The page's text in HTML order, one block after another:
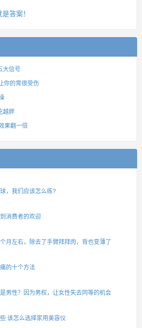
答案！
大信号
你的胃很受伤
越胖
果翻一倍
，我们应该怎么练?
消费者的欢迎
月左右，除去了手臂拜拜肉，背也变薄了
的十个方法
男性？因为男权，让女性失去同等的机会
该怎么选择家用美容仪